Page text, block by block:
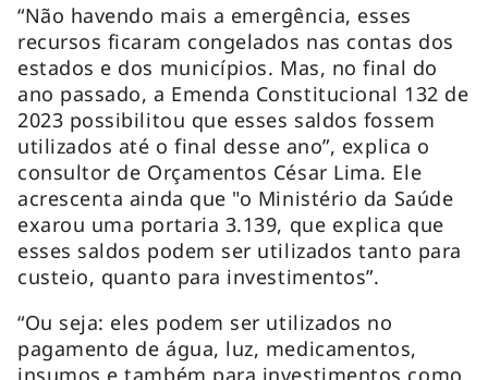
“Não havendo mais a emergência, esses
recursos ficaram congelados nas contas dos
estados e dos municípios. Mas, no final do
ano passado, a Emenda Constitucional 132 de
2023 possibilitou que esses saldos fossem
utilizados até o final desse ano”, explica o
consultor de Orçamentos César Lima. Ele
acrescenta ainda que "o Ministério da Saúde
exarou uma portaria 3.139, que explica que
esses saldos podem ser utilizados tanto para
custeio, quanto para investimentos”.
“Ou seja: eles podem ser utilizados no
pagamento de água, luz, medicamentos,
insumos e também para investimentos como